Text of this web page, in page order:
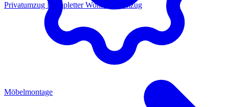
Privatumzug Kompletter Wohnungsumzug
Möbelmontage